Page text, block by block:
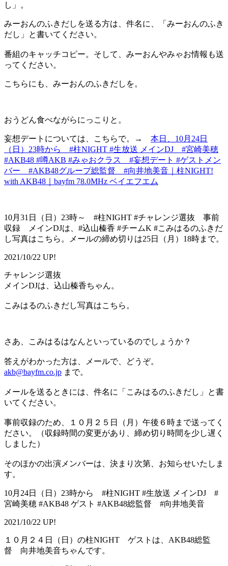
し」。
みーおんのふきだしを送る方は、件名に、「みーおんのふき
だし」と書いてください。
番組のキャッチコピー。そして、みーおんやみゃお情報も送
ってください。
こちらにも、みーおんのふきだしを。
おうどん食べながらにっこりと。
妄想デートについては、こちらで。→ 本日、10月24日
（日）23時から #柱NIGHT #生放送 メインDJ #宮崎美穂
#AKB48 #噂AKB #みゃおクラス #妄想デート #ゲストメン
バー #AKB48グループ総監督 #向井地美音｜柱NIGHT!
with AKB48｜bayfm 78.0MHz ベイエフエム
10月31日（日）23時～ #柱NIGHT #チャレンジ選抜 事前
収録 メインDJは、#込山榛香 #チームK #こみはるのふきだ
し写真はこちら。メールの締め切りは25日（月）18時まで。
2021/10/22 UP!
チャレンジ選抜
メインDJは、込山榛香ちゃん。
こみはるのふきだし写真はこちら。
さあ、こみはるはなんといっているのでしょうか？
答えがわかった方は、メールで、どうぞ。
akb@bayfm.co.jp まで。
メールを送るときには、件名に「こみはるのふきだし」と書
いてください。
事前収録のため、１０月２５日（月）午後６時まで送ってく
ださい。（収録時間の変更があり、締め切り時間を少し遅く
しました）
そのほかの出演メンバーは、決まり次第、お知らせいたしま
す。
10月24日（日）23時から #柱NIGHT #生放送 メインDJ #
宮崎美穂 #AKB48 ゲスト #AKB48総監督 #向井地美音
2021/10/22 UP!
１０月２４日（日）の柱NIGHT ゲストは、AKB48総監
督 向井地美音ちゃんです。